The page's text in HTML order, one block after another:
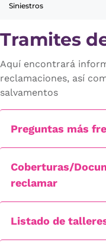
Siniestros
Tramites
Aquí encontrará
reclamaciones, así
salvamentos
Preguntas más
Coberturas/
reclamar
Listado de